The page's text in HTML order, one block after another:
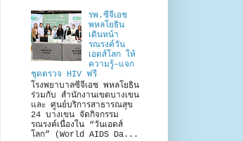
รพ.ซีจีเอช
พหลโยธิน
เดินหน้า
รณรงค์วัน
เอดส์โลก ให้
ความรู้–แจก
ชุดตรวจ HIV ฟรี
โรงพยาบาลซีจีเอช พหลโยธิน
ร่วมกับ สำนักงานเขตบางเขน
และ ศูนย์บริการสาธารณสุข
24 บางเขน จัดกิจกรรม
รณรงค์เนื่องใน “วันเอดส์
โลก” (World AIDS Da...